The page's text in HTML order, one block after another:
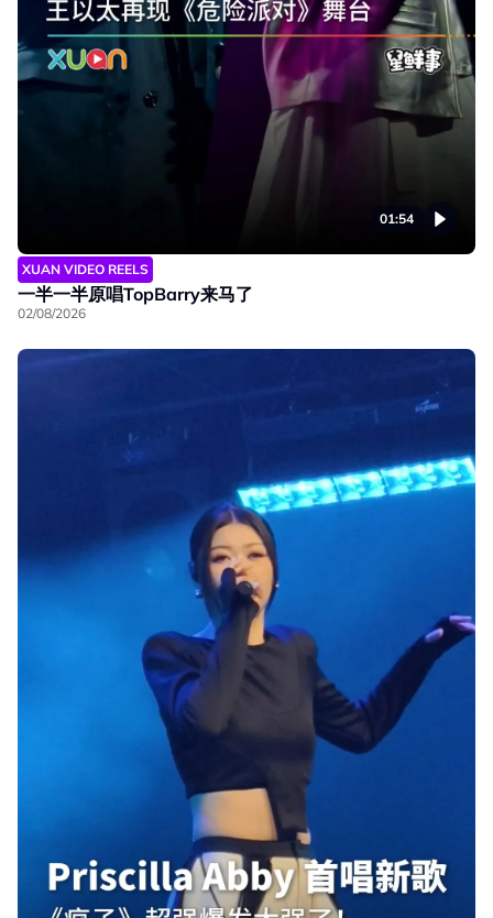
01:54
XUAN VIDEO REELS
一半一半原唱TopBarry来马了
02/08/2026